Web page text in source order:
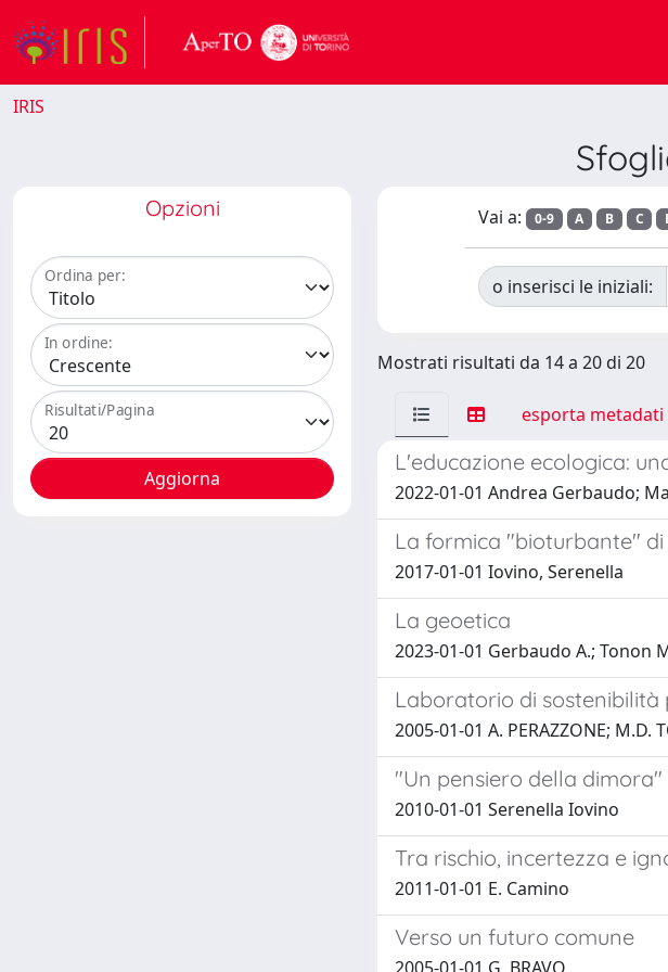
IRIS
Opzioni
Ordina per:
In ordine:
Risultati/Pagina
Vai a: 0-9 A B C
o inserisci le iniziali:
Mostrati risultati da 14 a 20 di 20
esporta metadati
L'educazione ecologica:
2022-01-01 Andrea Gerbaudo;
La formica "bioturbante" di
2017-01-01 Iovino, Serenella
La geoetica
2023-01-01 Gerbaudo A.; Tonon
Laboratorio di
2005-01-01 A. PERAZZONE; M.D.
"Un pensiero della dimora"
2010-01-01 Serenella Iovino
Tra rischio, incertezza e
2011-01-01 E. Camino
Verso un futuro comune